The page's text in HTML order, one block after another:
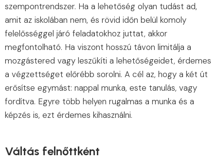
szempontrendszer. Ha a lehetőség olyan tudást ad,
amit az iskolában nem, és rövid időn belül komoly
felelősséggel járó feladatokhoz juttat, akkor
megfontolható. Ha viszont hosszú távon limitálja a
mozgástered vagy leszűkíti a lehetőségeidet, érdemes
a végzettséget előrébb sorolni. A cél az, hogy a két út
erősítse egymást: nappal munka, este tanulás, vagy
fordítva. Egyre több helyen rugalmas a munka és a
képzés is, ezt érdemes kihasználni.
Váltás felnőttként